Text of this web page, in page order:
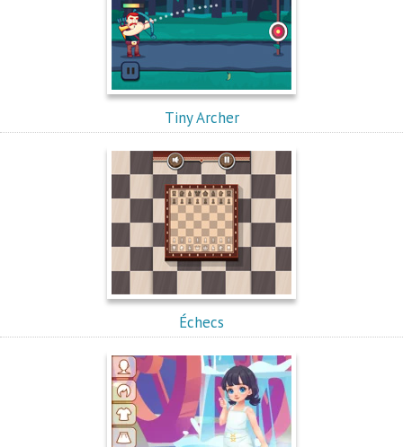
Tiny Archer
Échecs